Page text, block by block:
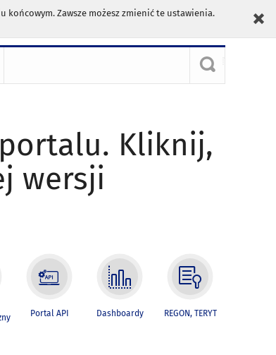
końcowym. Zawsze możesz zmienić te ustawienia.
Kliknij,
wersji
Portal API Dashboardy REGON, TERYT